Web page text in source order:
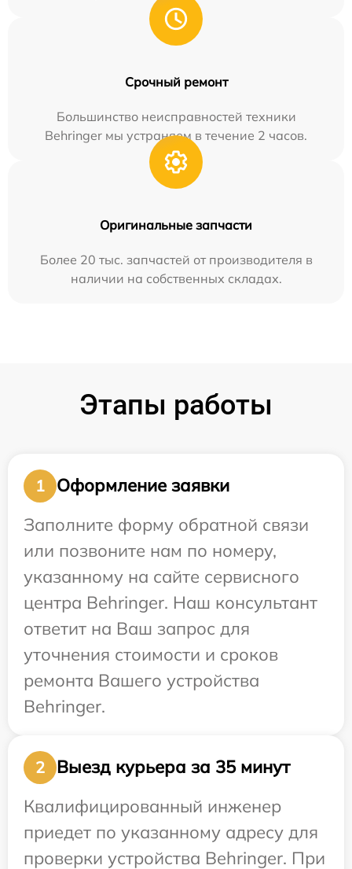
Срочный ремонт
Большинство неисправностей техники
Behringer мы устраняем в течение 2 часов.
Оригинальные запчасти
Более 20 тыс. запчастей от производителя в
наличии на собственных складах.
Этапы работы
1
Оформление заявки
Заполните форму обратной связи
или позвоните нам по номеру,
указанному на сайте сервисного
центра Behringer. Наш консультант
ответит на Ваш запрос для
уточнения стоимости и сроков
ремонта Вашего устройства
Behringer.
2
Выезд курьера за 35 минут
Квалифицированный инженер
приедет по указанному адресу для
проверки устройства Behringer. При